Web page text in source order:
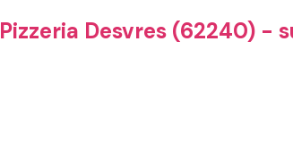
Pizzeria Desvres (62240) -